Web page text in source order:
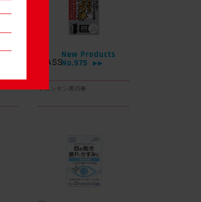
New Products
No.975
▶▶
グロンサン用刃棒